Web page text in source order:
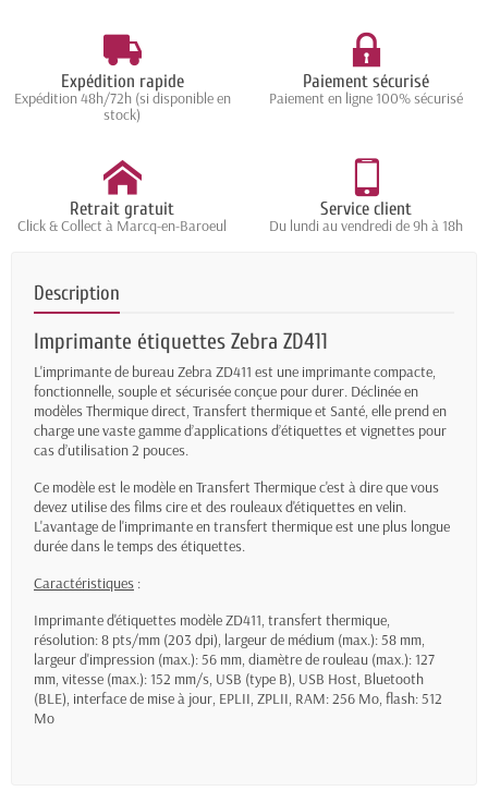
Expédition rapide
Expédition 48h/72h (si disponible en
stock)
Paiement sécurisé
Paiement en ligne 100% sécurisé
Retrait gratuit
Click & Collect à Marcq-en-Baroeul
Service client
Du lundi au vendredi de 9h à 18h
Description
Imprimante étiquettes Zebra ZD411
L'imprimante de bureau Zebra ZD411 est une imprimante compacte,
fonctionnelle, souple et sécurisée conçue pour durer. Déclinée en
modèles Thermique direct, Transfert thermique et Santé, elle prend en
charge une vaste gamme d’applications d’étiquettes et vignettes pour
cas d’utilisation 2 pouces.
Ce modèle est le modèle en Transfert Thermique c'est à dire que vous
devez utilise des films cire et des rouleaux d'étiquettes en velin.
L'avantage de l'imprimante en transfert thermique est une plus longue
durée dans le temps des étiquettes.
Caractéristiques :
Imprimante d'étiquettes modèle ZD411, transfert thermique,
résolution: 8 pts/mm (203 dpi), largeur de médium (max.): 58 mm,
largeur d'impression (max.): 56 mm, diamètre de rouleau (max.): 127
mm, vitesse (max.): 152 mm/s, USB (type B), USB Host, Bluetooth
(BLE), interface de mise à jour, EPLII, ZPLII, RAM: 256 Mo, flash: 512
Mo